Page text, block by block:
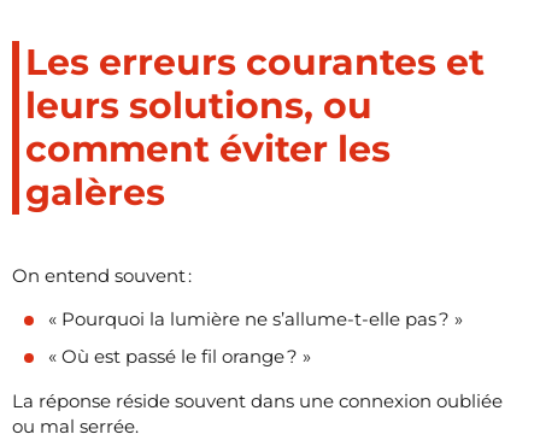
Les erreurs courantes et
leurs solutions, ou
comment éviter les
galères
On entend souvent :
« Pourquoi la lumière ne s’allume-t-elle pas ? »
« Où est passé le fil orange ? »
La réponse réside souvent dans une connexion oubliée
ou mal serrée.